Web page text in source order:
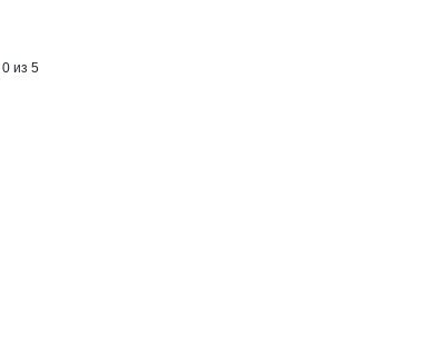
0 из 5